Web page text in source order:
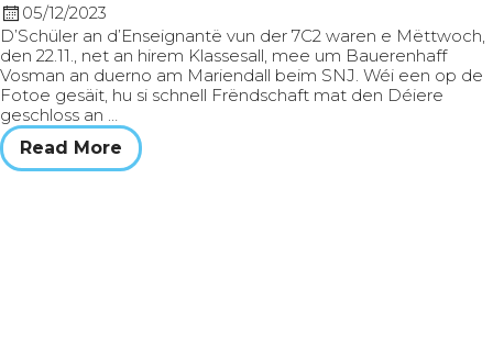
05/12/2023
D’Schüler an d’Enseignantë vun der 7C2 waren e Mëttwoch,
den 22.11., net an hirem Klassesall, mee um Bauerenhaff
Vosman an duerno am Mariendall beim SNJ. Wéi een op de
Fotoe gesäit, hu si schnell Frëndschaft mat den Déiere
geschloss an …
Read More